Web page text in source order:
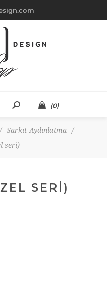
(0)
/ Sarkıt Aydınlatma
/
seri)
SERI)